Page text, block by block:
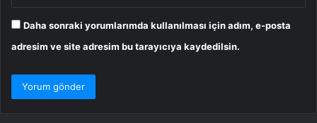
Daha sonraki yorumlarımda kullanılması için adım, e-posta
adresim ve site adresim bu tarayıcıya kaydedilsin.